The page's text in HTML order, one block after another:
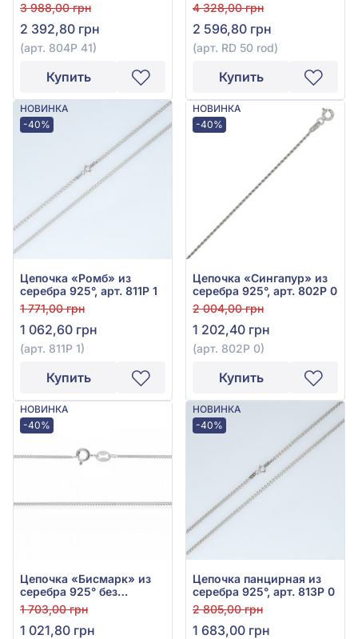
3 988,00 грн
2 392,80 грн
(арт. 804Р 41)
Купить
4 328,00 грн
2 596,80 грн
(арт. RD 50 rod)
Купить
НОВИНКА
-40%
Цепочка «Ромб» из
серебра 925°, арт. 811Р 1
1 771,00 грн
1 062,60 грн
(арт. 811Р 1)
Купить
НОВИНКА
-40%
Цепочка «Сингапур» из
серебра 925°, арт. 802Р 0
2 004,00 грн
1 202,40 грн
(арт. 802Р 0)
Купить
НОВИНКА
-40%
Цепочка «Бисмарк» из
серебра 925° без
вставки, арт. 073Р 2
1 703,00 грн
1 021,80 грн
НОВИНКА
-40%
Цепочка панцирная из
серебра 925°, арт. 813Р 0
2 805,00 грн
1 683,00 грн